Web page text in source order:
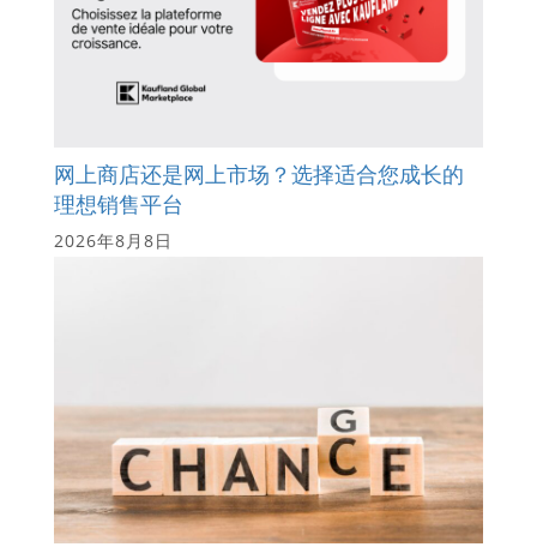
网上商店还是网上市场？选择适合您成长的
理想销售平台
2026年8月8日